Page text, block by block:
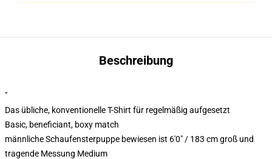
Beschreibung
"
Das übliche, konventionelle T-Shirt für regelmäßig aufgesetzt
Basic, beneficiant, boxy match
männliche Schaufensterpuppe bewiesen ist 6'0" / 183 cm groß und
tragende Messung Medium